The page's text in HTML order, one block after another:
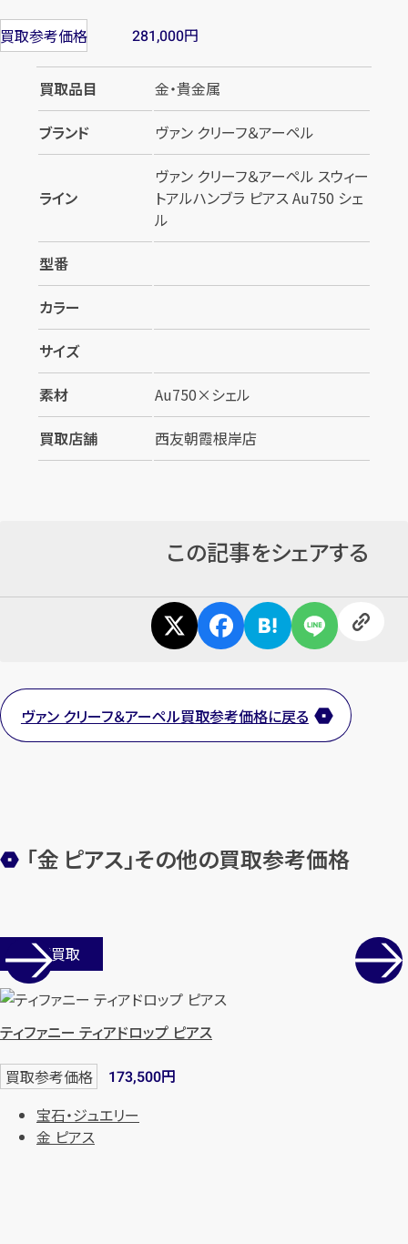
カンタン無料
1
【総合受付】24時間・年中無休(年末年
始除く)
メールで無料相談する
買取参考価格 281,000円
買取品目
金・貴金属
ブランド
ヴァン クリーフ＆アーペル
ライン
ヴァン クリーフ＆アーペル スウィー
トアルハンブラ ピアス Au750 シェ
ル
型番
カラー
サイズ
素材
Au750×シェル
買取店舗
西友朝霞根岸店
この記事をシェアする
ヴァン クリーフ＆アーペル買取参考価格に戻る
「金 ピアス」その他の買取参考価格
店舗買取
ティファニー ティアドロップ ピアス
買取参考価格 173,500円
宝石・ジュエリー
金 ピアス